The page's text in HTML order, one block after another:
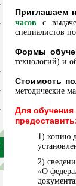
Приглашаем
часов
с
специалистов
Формы
технологий) и
Стоимость
методические
Для
1) копию
2)
«О